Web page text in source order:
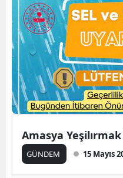
Amasya
GÜNDEM 15 Mayıs